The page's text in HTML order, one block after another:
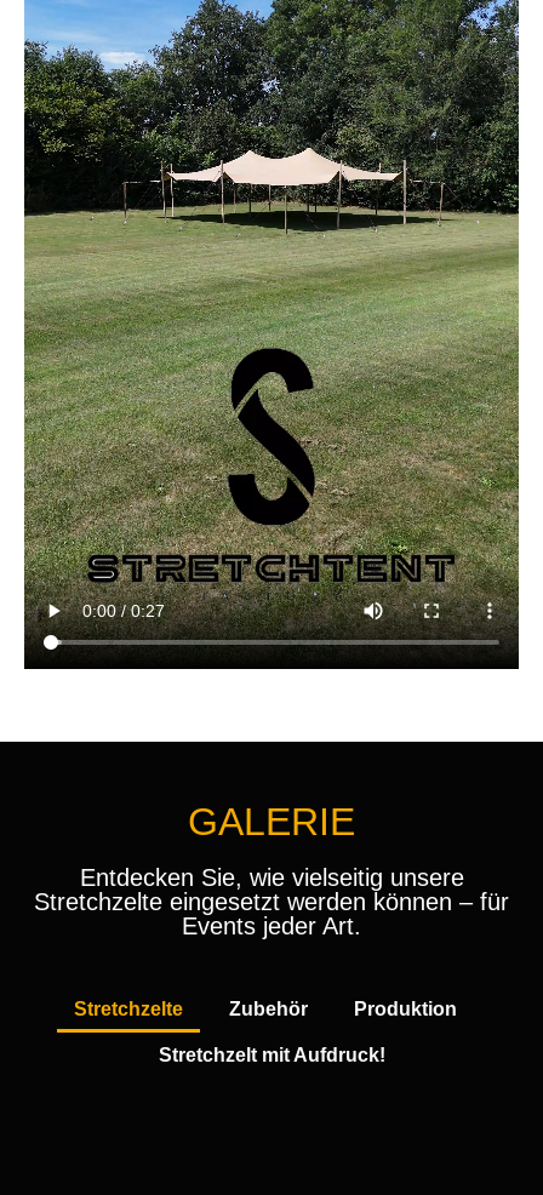
GALERIE
Entdecken Sie, wie vielseitig unsere
Stretchzelte eingesetzt werden können – für
Events jeder Art.
Stretchzelte Zubehör Produktion
Stretchzelt mit Aufdruck!